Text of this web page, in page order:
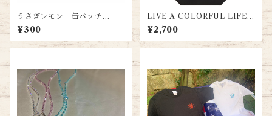
うさぎレモン 缶バッチ
（小）
¥300
LIVE A COLORFUL LIFE
トートバック&キーホルダーse
t
¥2,700